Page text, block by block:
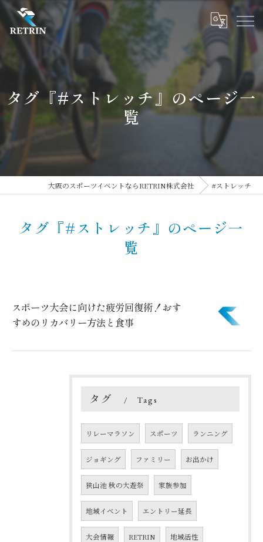
タグ『#ストレッチ』のページ一
覧
大阪のスポーツイベントならRETRIN株式会社 #ストレッチ
タグ『#ストレッチ』のページ一
覧
スポーツ大会に向けた疲労回復術！おす
すめのリカバリー方法と食事
タグ Tags
リレーマラソン スポーツ ランニング
ジョギング ファミリー お出かけ
狭山池 秋の大遊祭 家族参加
地域イベント エントリー延長
大会情報 RETRIN 地域活性